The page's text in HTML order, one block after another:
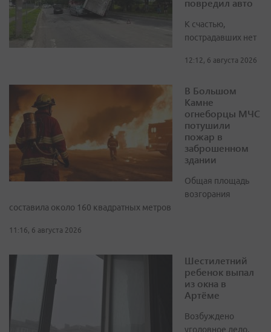
повредил авто
К счастью,
пострадавших нет
12:12, 6 августа 2026
В Большом
Камне
огнеборцы МЧС
потушили
пожар в
заброшенном
здании
Общая площадь
возгорания
составила около 160 квадратных метров
11:16, 6 августа 2026
Шестилетний
ребенок выпал
из окна в
Артёме
Возбуждено
уголовное дело,